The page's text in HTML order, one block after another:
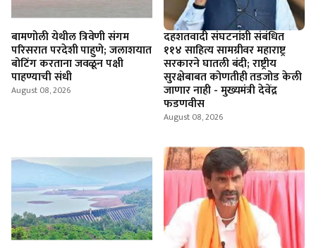
बामणोली येथील त्रिवेणी संगम
परिसरात परदेशी पाहुणे; जलाशयात
बोटिंग करताना जवळून पक्षी
पाहण्याची संधी
August 08, 2026
दहशतवादी संघटनांशी संबंधित
११४ साहित्य सामग्रीवर महाराष्ट्र
सरकारने घातली बंदी; राष्ट्रीय
सुरक्षेबाबत कोणतीही तडजोड केली
जाणार नाही - मुख्यमंत्री देवेंद्र
फडणवीस
August 08, 2026